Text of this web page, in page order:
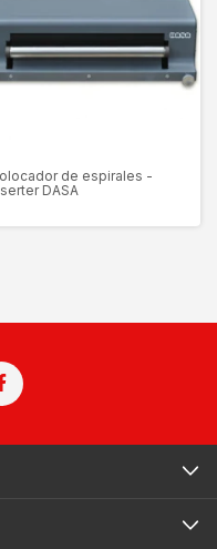
de espirales -
DASA